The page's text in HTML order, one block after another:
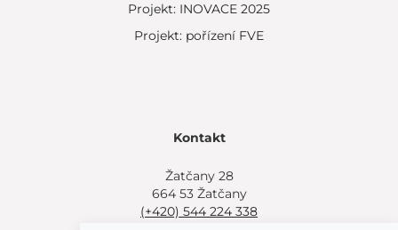
Projekt: INOVACE 2025
Projekt: pořízení FVE
Kontakt
Žatčany 28
664 53 Žatčany
(+420) 544 224 338